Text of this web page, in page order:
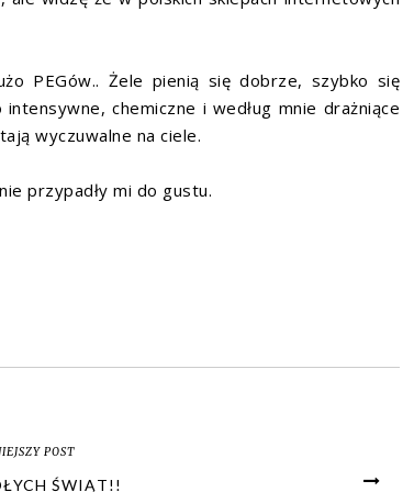
PEGów.. Żele pienią się dobrze, szybko się
chemiczne i według mnie drażniące
wyczuwalne na ciele.
przypadły mi do gustu.
POST
ŚWIĄT!!